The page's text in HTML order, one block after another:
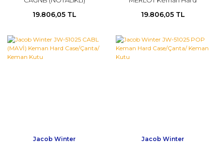
Keman Kutu
19.806,05 TL 19.806,05 TL
Jacob Winter Jacob Winter